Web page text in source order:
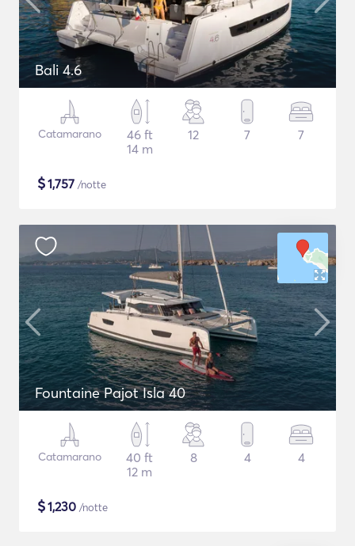
Bali 4.6
Catamarano
46 ft
14 m
12 7 7
$1,757 /notte
Fountaine Pajot Isla 40
Catamarano
40 ft
12 m
8 4 4
$1,230 /notte